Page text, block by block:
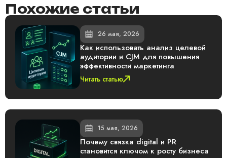
Похожие статьи
26 мая, 2026
Как использовать анализ целевой
аудитории и CJM для повышения
эффективности маркетинга
Читать статью
15 мая, 2026
Почему связка digital и PR
становится ключом к росту бизнеса